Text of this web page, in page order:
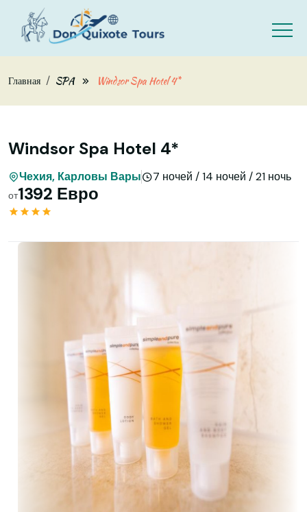
Skip to main content
Главная SPA Windsor Spa Hotel 4*
Windsor Spa Hotel 4*
Чехия, Карловы Вары 7 ночей / 14 ночей / 21 ночь
от1392 Евро